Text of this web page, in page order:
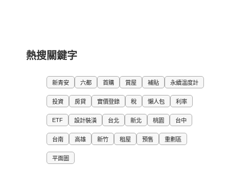
熱搜關鍵字
新青安 六都 首購 賞屋 補貼 永續溫度計
投資 房貸 實價登錄 稅 懶人包 利率
ETF 設計裝潢 台北 新北 桃園 台中
台南 高雄 新竹 租屋 預售 重劃區
平面圖